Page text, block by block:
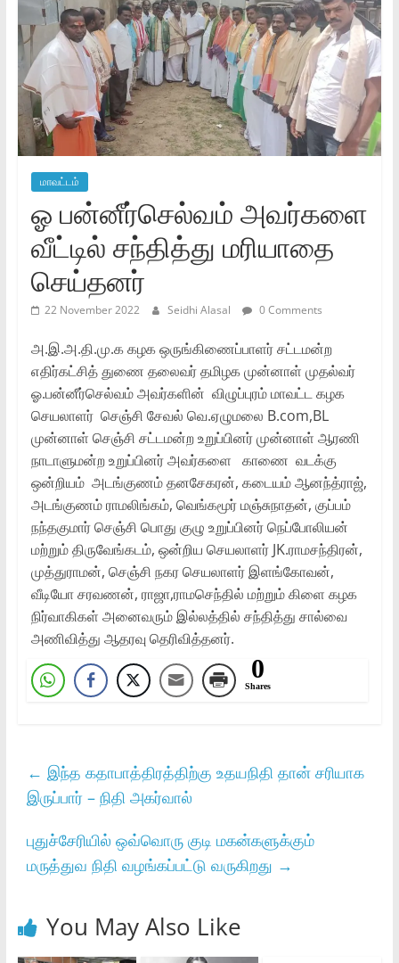
மாவட்டம்
ஓ பன்னீர்செல்வம் அவர்களை
வீட்டில் சந்தித்து மரியாதை
செய்தனர்
22 November 2022 Seidhi Alasal 0 Comments
அ.இ.அ.தி.மு.க கழக ஒருங்கிணைப்பாளர் சட்டமன்ற
எதிர்கட்சித் துணை தலைவர் தமிழக முன்னாள் முதல்வர்
ஓ.பன்னீர்செல்வம் அவர்களின் விழுப்புரம் மாவட்ட கழக
செயலாளர் செஞ்சி சேவல் வெ.ஏழுமலை B.com,BL
முன்னாள் செஞ்சி சட்டமன்ற உறுப்பினர் முன்னாள் ஆரணி
நாடாளுமன்ற உறுப்பினர் அவர்களை காணை வடக்கு
ஒன்றியம் அடங்குணம் தனசேகரன், கடையம் ஆனந்த்ராஜ்,
அடங்குணம் ராமலிங்கம், வெங்கமூர் மஞ்சுநாதன், குப்பம்
நந்தகுமார் செஞ்சி பொது குழு உறுப்பினர் நெப்போலியன்
மற்றும் திருவேங்கடம், ஒன்றிய செயலாளர் JK.ராமசந்திரன்,
முத்துராமன், செஞ்சி நகர செயலாளர் இளங்கோவன்,
வீடியோ சரவணன், ராஜா,ராமசெந்தில் மற்றும் கிளை கழக
நிர்வாகிகள் அனைவரும் இல்லத்தில் சந்தித்து சால்வை
அணிவித்து ஆதரவு தெரிவித்தனர்.
0
Shares
← இந்த கதாபாத்திரத்திற்கு உதயநிதி தான் சரியாக
இருப்பார் – நிதி அகர்வால்
புதுச்சேரியில் ஒவ்வொரு குடி மகன்களுக்கும்
மருத்துவ நிதி வழங்கப்பட்டு வருகிறது →
You May Also Like